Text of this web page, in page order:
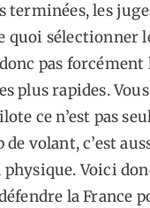
terminées, les
quoi sélectionner
pas forcément
plus rapides. Vous
ce n’est pas
de volant, c’est
Voici
la France